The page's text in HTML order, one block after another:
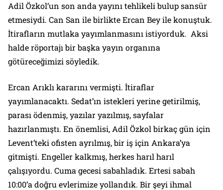
Adil Özkol’un son anda yayını tehlikeli bulup sansür
etmesiydi. Can San ile birlikte Ercan Bey ile konuştuk.
İtirafların mutlaka yayımlanmasını istiyorduk. Aksi
halde röportajı bir başka yayın organına
götüreceğimizi söyledik.
Ercan Arıklı kararını vermişti. İtiraflar
yayımlanacaktı. Sedat’ın istekleri yerine getirilmiş,
parası ödenmiş, yazılar yazılmış, sayfalar
hazırlanmıştı. En önemlisi, Adil Özkol birkaç gün için
Levent’teki ofisten ayrılmış, bir iş için Ankara’ya
gitmişti. Engeller kalkmış, herkes harıl harıl
çalışıyordu. Cuma gecesi sabahladık. Ertesi sabah
10:00’a doğru evlerimize yollandık. Bir şeyi ihmal